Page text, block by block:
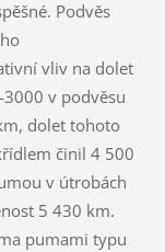
Podvěs
vliv na dolet
v podvěsu
dolet tohoto
činil 4 500
v útrobách
5 430 km.
pumami typu